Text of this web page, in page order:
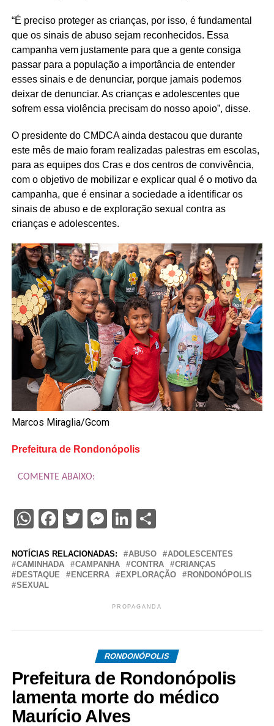
“É preciso proteger as crianças, por isso, é fundamental
que os sinais de abuso sejam reconhecidos. Essa
campanha vem justamente para que a gente consiga
passar para a população a importância de entender
esses sinais e de denunciar, porque jamais podemos
deixar de denunciar. As crianças e adolescentes que
sofrem essa violência precisam do nosso apoio”, disse.
O presidente do CMDCA ainda destacou que durante
este mês de maio foram realizadas palestras em escolas,
para as equipes dos Cras e dos centros de convivência,
com o objetivo de mobilizar e explicar qual é o motivo da
campanha, que é ensinar a sociedade a identificar os
sinais de abuso e de exploração sexual contra as
crianças e adolescentes.
Marcos Miraglia/Gcom
Prefeitura de Rondonópolis
COMENTE ABAIXO:
WhatsApp
Facebook
Twitter
Messenger
LinkedIn
Share
NOTÍCIAS RELACIONADAS: ABUSO
ADOLESCENTES
CAMINHADA
CAMPANHA CONTRA
CRIANÇAS
DESTAQUE
ENCERRA EXPLORAÇÃO
RONDONÓPOLIS
SEXUAL
PROPAGANDA
RONDONÓPOLIS
Prefeitura de Rondonópolis
lamenta morte do médico
Maurício Alves